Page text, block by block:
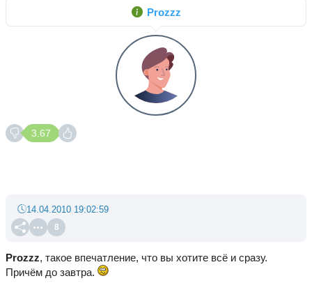
Prozzz
3.67
8
14.04.2010 19:02:59
Prozzz, такое впечатление, что вы хотите всё и сразу.
Причём до завтра.